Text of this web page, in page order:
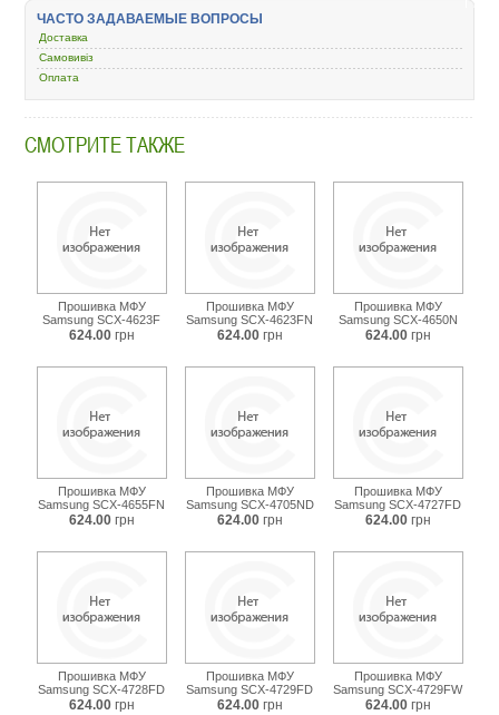
ЧАСТО ЗАДАВАЕМЫЕ ВОПРОСЫ
Доставка
Самовивіз
Оплата
СМОТРИТЕ ТАКЖЕ
Прошивка МФУ
Samsung SCX-4623F
624.00 грн
Прошивка МФУ
Samsung SCX-4623FN
624.00 грн
Прошивка МФУ
Samsung SCX-4650N
624.00 грн
Прошивка МФУ
Samsung SCX-4655FN
624.00 грн
Прошивка МФУ
Samsung SCX-4705ND
624.00 грн
Прошивка МФУ
Samsung SCX-4727FD
624.00 грн
Прошивка МФУ
Samsung SCX-4728FD
624.00 грн
Прошивка МФУ
Samsung SCX-4729FD
624.00 грн
Прошивка МФУ
Samsung SCX-4729FW
624.00 грн